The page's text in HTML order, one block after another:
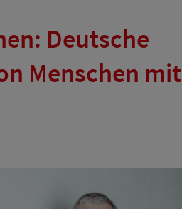
Deutsche
Menschen mit